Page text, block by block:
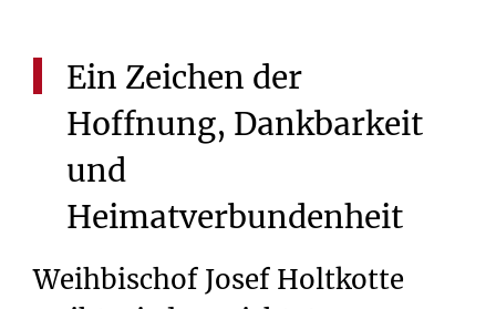
Ein Zeichen der
Hoffnung, Dankbarkeit
und
Heimatverbundenheit
Weihbischof Josef Holtkotte